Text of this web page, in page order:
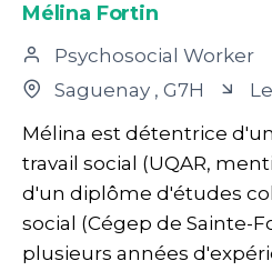
Mélina Fortin
Psychosocial Worker
Saguenay , G7H
Mélina est détentrice
travail social (UQAR,
d'un diplôme d'études
social (Cégep de Sainte-
plusieurs années